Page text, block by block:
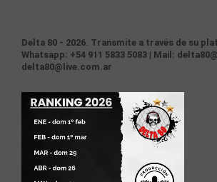
Delta 80 - 2026. Transmite a través de su
Whatsapp: +54 911 5833 5083 | Mail:
delta80@live.com.ar